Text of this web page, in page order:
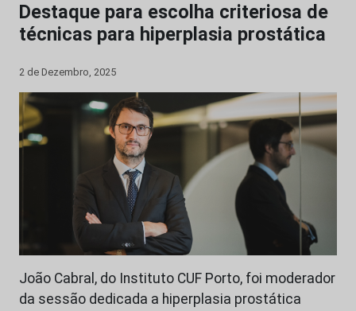
Destaque para escolha criteriosa de
técnicas para hiperplasia prostática
2 de Dezembro, 2025
João Cabral, do Instituto CUF Porto, foi moderador
da sessão dedicada a hiperplasia prostática